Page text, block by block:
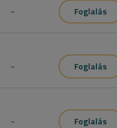
~ Foglalás
~ Foglalás
~ Foglalás